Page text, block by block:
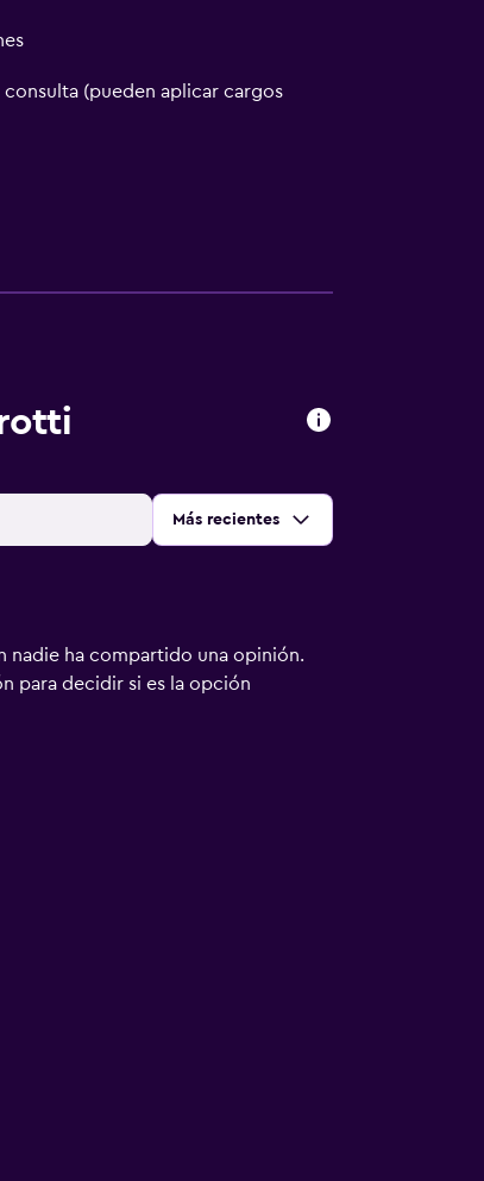
(pueden aplicar cargos
Ordenar por:
Más recientes
nadie ha compartido una opinión.
para decidir si es la opción